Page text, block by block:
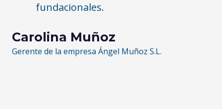
fundacionales.
Carolina Muñoz
Gerente de la empresa Ángel Muñoz S.L.